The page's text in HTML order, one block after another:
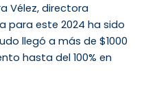
Vélez, directora
para este 2024 ha sido
llegó a más de $1000
hasta del 100% en